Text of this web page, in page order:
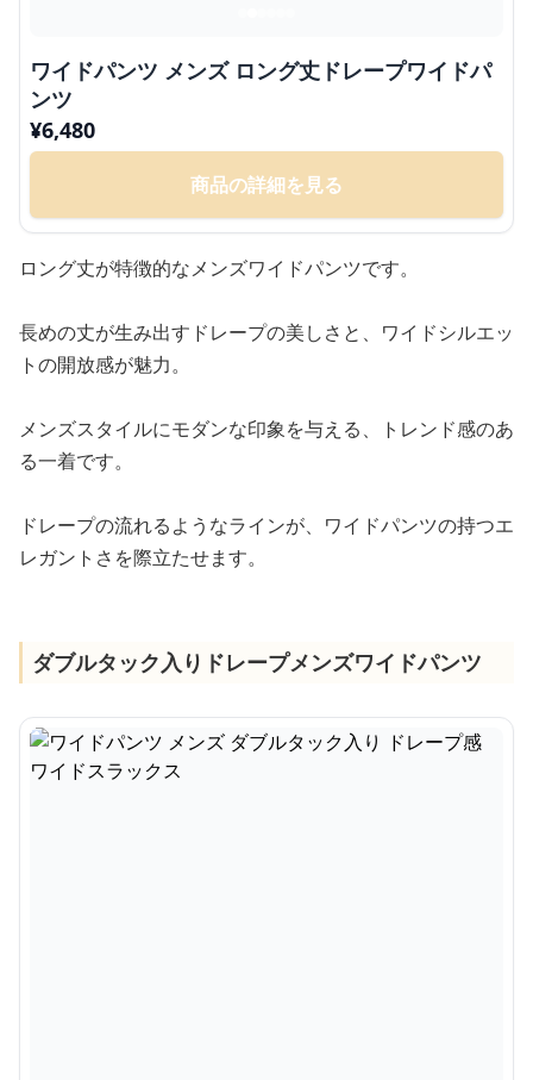
ワイドパンツ メンズ ロング丈ドレープワイドパ
ンツ
¥6,480
商品の詳細を見る
ロング丈が特徴的なメンズワイドパンツです。
長めの丈が生み出すドレープの美しさと、ワイドシルエッ
トの開放感が魅力。
メンズスタイルにモダンな印象を与える、トレンド感のあ
る一着です。
ドレープの流れるようなラインが、ワイドパンツの持つエ
レガントさを際立たせます。
ダブルタック入りドレープメンズワイドパンツ